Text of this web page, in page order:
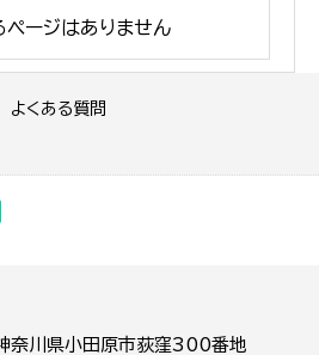
よくある質問
ページはありません
川県小田原市荻窪300番地